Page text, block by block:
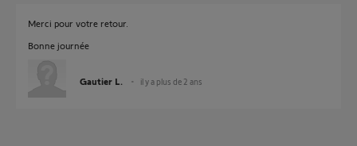
Merci pour votre retour.
Bonne journée
Gautier L. il y a plus de 2 ans